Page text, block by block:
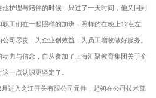
护理与陪伴的时候，只过了一天时间，他又回到
工们在一起照样的加班，照样的在晚上12点左
司尽责，为企业创效益，为员工增收做好服务。
力与信念，自从参加了上海汇聚教育集团关于企
一点认识更坚定了。
进入之江开关有限公司元件，起初在公司技术部